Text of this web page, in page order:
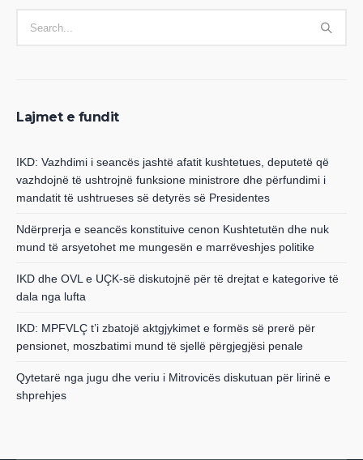
Lajmet e fundit
IKD: Vazhdimi i seancës jashtë afatit kushtetues, deputetë që
vazhdojnë të ushtrojnë funksione ministrore dhe përfundimi i
mandatit të ushtrueses së detyrës së Presidentes
Ndërprerja e seancës konstituive cenon Kushtetutën dhe nuk
mund të arsyetohet me mungesën e marrëveshjes politike
IKD dhe OVL e UÇK-së diskutojnë për të drejtat e kategorive të
dala nga lufta
IKD: MPFVLÇ t’i zbatojë aktgjykimet e formës së prerë për
pensionet, moszbatimi mund të sjellë përgjegjësi penale
Qytetarë nga jugu dhe veriu i Mitrovicës diskutuan për lirinë e
shprehjes